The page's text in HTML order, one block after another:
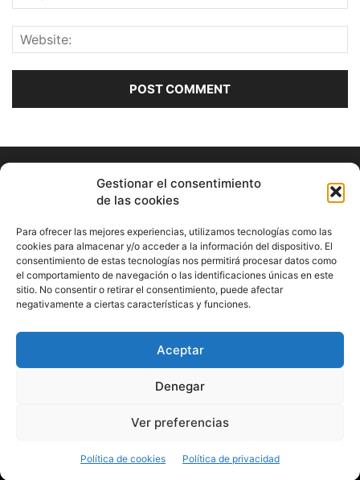
Gestionar el consentimiento
de las cookies
Para ofrecer las mejores experiencias, utilizamos tecnologías como las
cookies para almacenar y/o acceder a la información del dispositivo. El
consentimiento de estas tecnologías nos permitirá procesar datos como
el comportamiento de navegación o las identificaciones únicas en este
sitio. No consentir o retirar el consentimiento, puede afectar
negativamente a ciertas características y funciones.
Aceptar
Denegar
Ver preferencias
Política de cookies Política de privacidad
ABOUT US
Información Cultural de Málaga y otros de interés general
Contact us:musicamalaga55@gmail.com
FOLLOW US
© Musicamalaga